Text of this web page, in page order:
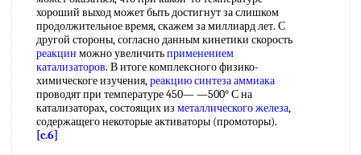
хороший выход может быть достигнут за слишком
продолжительное время, скажем за миллиард лет. С
другой стороны, согласно данным кинетики скорость
реакцин можно увеличитьприменением
катализаторов. В итоге комплексного физико-
химическоге изучения,реакцию синтеза аммиака
проводят при температуре 450— —500° С на
катализаторах, состоящих из металлического железа,
содержащего некоторые активаторы (промоторы).
[c.6]